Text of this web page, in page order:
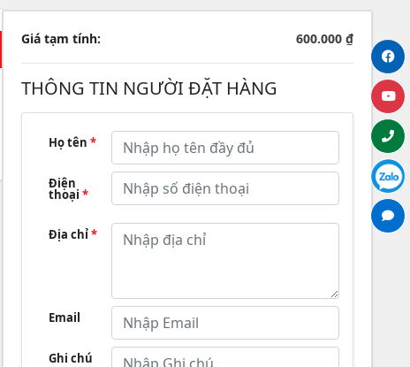
Giá tạm tính: 600.000 ₫
THÔNG TIN NGƯỜI ĐẶT HÀNG
Họ tên *
Điện
thoại *
Địa chỉ*
Email
Ghi chú